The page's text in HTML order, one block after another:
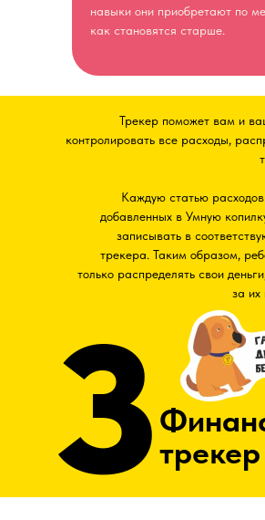
навыки они приобретают по
как становятся старше.
трекер
3
Трекер поможет вам и
контролировать все расходы,
Каждую статью расходов
добавленных в Умную
записывать в
трекера. Таким образом,
только распределять свои
за их